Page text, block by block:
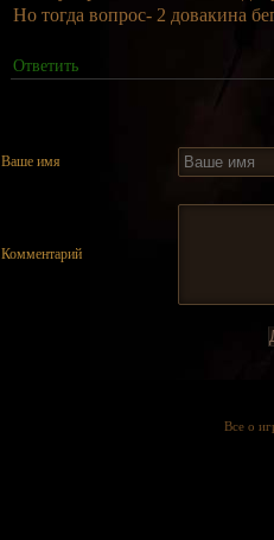
Но тогда вопрос- 2 довакина
Ответить
Ваше имя
Комментарий
Все о